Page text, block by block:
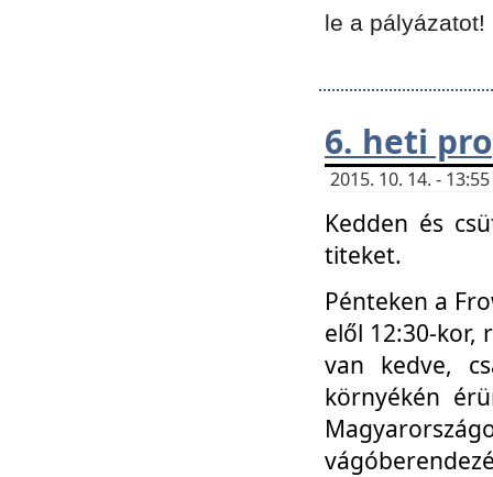
le a pályázatot!
6. heti
2015. 10. 14. -
Kedden és
titeket.
Pénteken a
elől 12:30-kor,
van kedve,
környékén